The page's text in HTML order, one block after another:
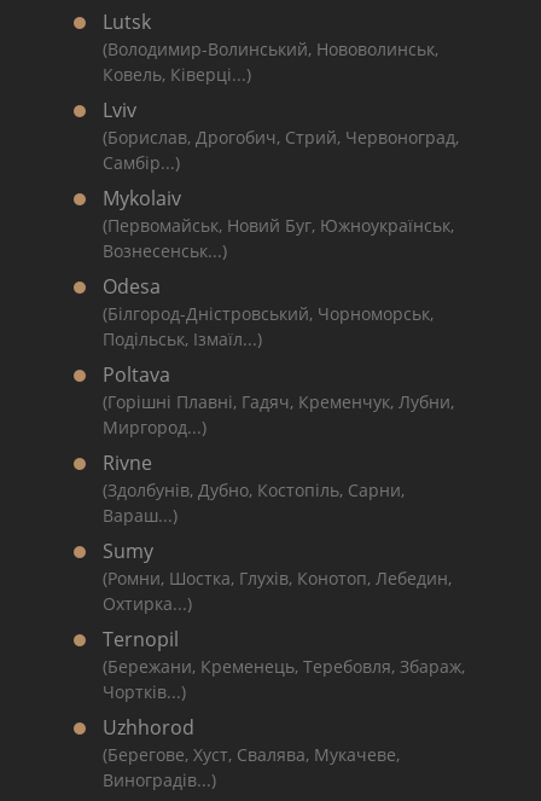
Lutsk
(Володимир-Волинський, Нововолинськ,
Ковель, Ківерці...)
Lviv
(Борислав, Дрогобич, Стрий, Червоноград,
Самбір...)
Mykolaiv
(Первомайськ, Новий Буг, Южноукраїнськ,
Вознесенськ...)
Odesa
(Білгород-Дністровський, Чорноморськ,
Подільськ, Ізмаїл...)
Poltava
(Горішні Плавні, Гадяч, Кременчук, Лубни,
Миргород...)
Rivne
(Здолбунів, Дубно, Костопіль, Сарни,
Вараш...)
Sumy
(Ромни, Шостка, Глухів, Конотоп, Лебедин,
Охтирка...)
Ternopil
(Бережани, Кременець, Теребовля, Збараж,
Чортків...)
Uzhhorod
(Берегове, Хуст, Свалява, Мукачеве,
Виноградів...)